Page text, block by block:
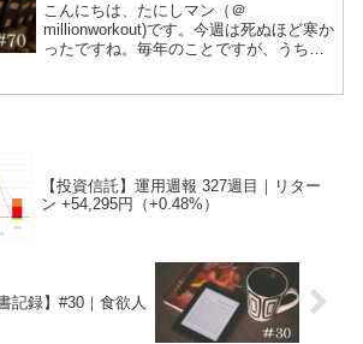
こんにちは、たにしマン（＠
millionworkout)です。今週は死ぬほど寒か
ったですね。毎年のことですが、うちの
【投資信託】運用週報 327週目｜リター
ン +54,295円（+0.48%）
書記録】#30｜食欲人